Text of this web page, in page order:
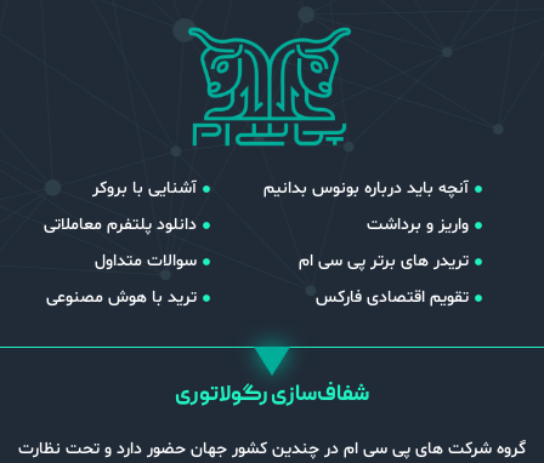
آنچه باید درباره بونوس بدانیم
آشنایی با بروکر
واریز و برداشت
دانلود پلتفرم معاملاتی
تریدر های برتر پی سی ام
سوالات متداول
تقویم اقتصادی فارکس
ترید با هوش مصنوعی
شفاف‌سازی رگولاتوری
های پی سی ام در چندین کشور جهان حضور دارد و تحت نظارت